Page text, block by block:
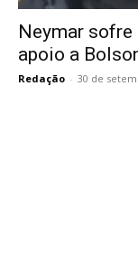
Neymar
apoio a
Redação - 30 de